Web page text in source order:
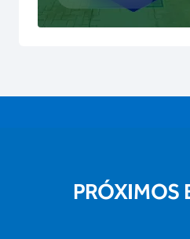
PRÓXIMOS